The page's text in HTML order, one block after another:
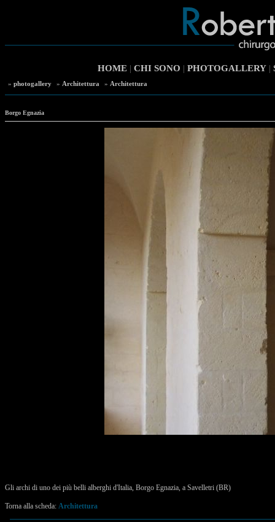
HOME| CHI SONO | PHOTOGALLERY|
» photogallery » Architettura » Architettura
Borgo Egnazia
Gli archi di uno dei più belli alberghi d'Italia, Borgo Egnazia, a Savelletri (BR)
Torna alla scheda: Architettura